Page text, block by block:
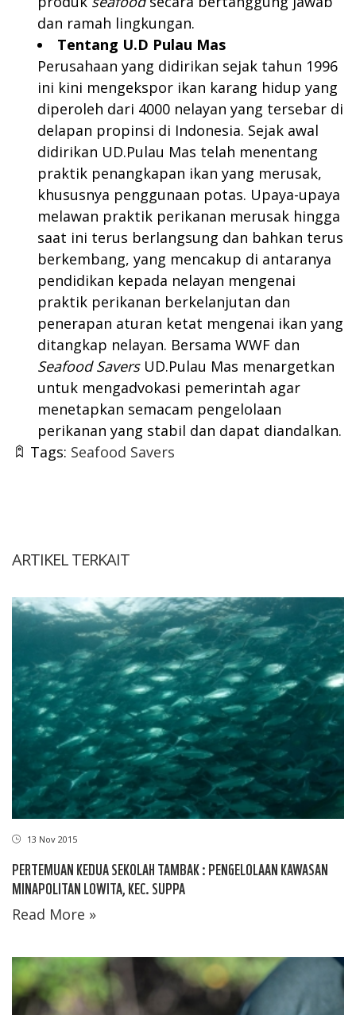
dan ramah lingkungan.
Tentang U.D Pulau Mas
Perusahaan yang didirikan sejak tahun 1996
ini kini mengekspor ikan karang hidup yang
diperoleh dari 4000 nelayan yang tersebar di
delapan propinsi di Indonesia. Sejak awal
didirikan UD.Pulau Mas telah menentang
praktik penangkapan ikan yang merusak,
khususnya penggunaan potas. Upaya-upaya
melawan praktik perikanan merusak hingga
saat ini terus berlangsung dan bahkan terus
berkembang, yang mencakup di antaranya
pendidikan kepada nelayan mengenai
praktik perikanan berkelanjutan dan
penerapan aturan ketat mengenai ikan yang
ditangkap nelayan. Bersama WWF dan
Seafood SaversUD.Pulau Mas menargetkan
untuk mengadvokasi pemerintah agar
menetapkan semacam pengelolaan
perikanan yang stabil dan dapat diandalkan.
Tags: Seafood Savers
ARTIKEL TERKAIT
13 Nov 2015
PERTEMUAN KEDUA SEKOLAH TAMBAK : PENGELOLAAN KAWASAN
MINAPOLITAN LOWITA, KEC. SUPPA
Read More »